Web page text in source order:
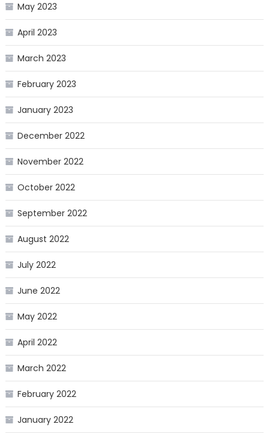
May 2023
April 2023
March 2023
February 2023
January 2023
December 2022
November 2022
October 2022
September 2022
August 2022
July 2022
June 2022
May 2022
April 2022
March 2022
February 2022
January 2022